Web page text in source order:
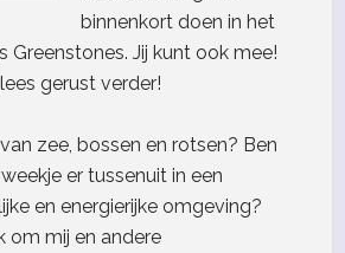
binnenkort doen in het
Greenstones. Jij kunt ook mee!
gerust verder!
zee, bossen en rotsen? Ben
er tussenuit in een
en energierijke omgeving?
om mij en andere